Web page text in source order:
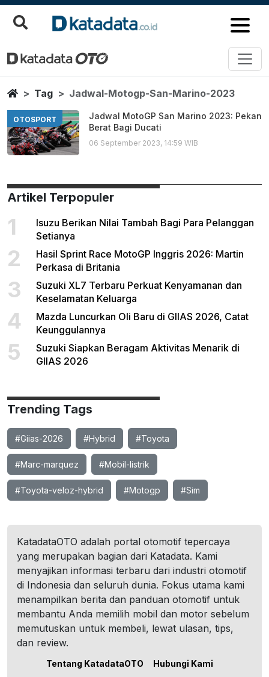
Jadwal Motogp San Marino
Berita Terbaru
HomeTag Jadwal-Motogp-San-Marino-2023
OTOSPORT
Jadwal MotoGP San Marino 2023: Pekan
Berat Bagi Ducati
06 September 2023, 14:59 WIB
Artikel Terpopuler
1
Isuzu Berikan Nilai Tambah Bagi Para Pelanggan
Setianya
2
Hasil Sprint Race MotoGP Inggris 2026: Martin
Perkasa di Britania
3
Suzuki XL7 Terbaru Perkuat Kenyamanan dan
Keselamatan Keluarga
4
Mazda Luncurkan Oli Baru di GIIAS 2026, Catat
Keunggulannya
5
Suzuki Siapkan Beragam Aktivitas Menarik di
GIIAS 2026
Trending Tags
#Giias-2026 #Hybrid #Toyota
#Marc-marquez #Mobil-listrik
#Toyota-veloz-hybrid #Motogp #Sim
KatadataOTO adalah portal otomotif tepercaya
yang merupakan bagian dari Katadata. Kami
menyajikan informasi terbaru dari industri otomotif
di Indonesia dan seluruh dunia. Fokus utama kami
menampilkan berita dan panduan otomotif untuk
membantu Anda memilih mobil dan motor sebelum
memutuskan untuk membeli, lewat ulasan, tips,
dan review.
Tentang KatadataOTO Hubungi Kami